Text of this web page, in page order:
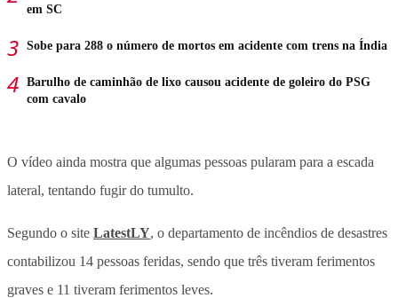
em SC
Sobe para 288 o número de mortos em acidente com trens na Índia
Barulho de caminhão de lixo causou acidente de goleiro do PSG
com cavalo
O vídeo ainda mostra que algumas pessoas pularam para a escada
lateral, tentando fugir do tumulto.
Segundo o site LatestLY, o departamento de incêndios de desastres
contabilizou 14 pessoas feridas, sendo que três tiveram ferimentos
graves e 11 tiveram ferimentos leves.